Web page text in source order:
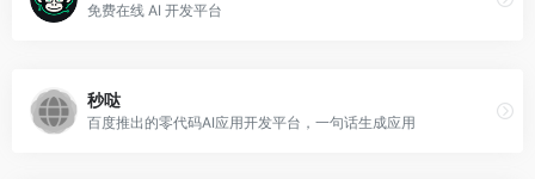
免费在线 AI 开发平台
秒哒
百度推出的零代码AI应用开发平台，一句话生成应用